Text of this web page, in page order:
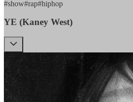
#show#rap#hiphop
YE (Kaney West)